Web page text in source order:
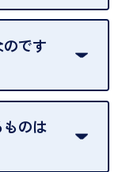
気軽にお申し出
おります。
ますが、店頭買
です。大量の
ことがございま
です
のご本人確認を
安心してお取引
いたします。
のは